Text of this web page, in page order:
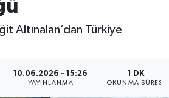
Altınalan’dan Türkiye
10.06.2026 - 15:26
YAYINLANMA
1 DK
OKUNMA SÜRESI